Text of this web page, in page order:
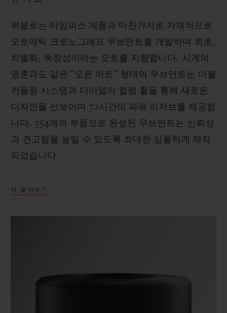
위블로는 타임피스 제품과 마찬가지로 자체적으로
오토매틱 크로노그래프 무브먼트를 개발하며 최초,
차별화, 독창성이라는 모토를 지향합니다. 시계의
영혼과도 같은 “오픈 하트” 형태의 무브먼트는 더블
커플링 시스템과 다이얼의 컬럼 휠을 통해 새로운
디자인을 선보이며 72시간의 파워 리저브를 제공합
니다. 354개의 부품으로 완성된 무브먼트는 신뢰성
과 견고함을 높일 수 있도록 최대한 심플하게 제작
되었습니다.
더 알아보기